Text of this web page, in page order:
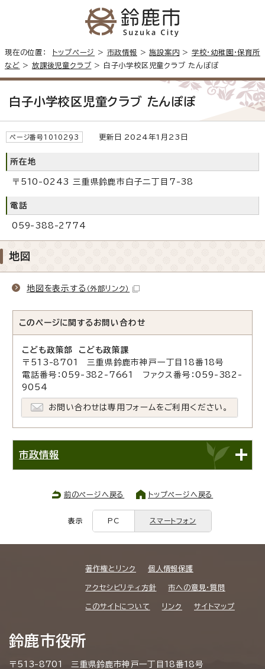
現在の位置： トップページ > 市政情報 >施設案内 > 学校・幼稚園・保育所
など >放課後児童クラブ > 白子小学校区児童クラブ たんぽぽ
白子小学校区児童クラブ たんぽぽ
ページ番号1010293 更新日 2024年1月23日
所在地
〒510-0243 三重県鈴鹿市白子二丁目7-38
電話
059-388-2774
地図
地図を表示する （外部リンク）
このページに関する お問い合わせ
こども政策部 こども政策課
〒513-8701 三重県鈴鹿市神戸一丁目18番18号
電話番号：059-382-7661 ファクス番号：059-382-
9054
お問い合わせは専用フォームをご利用ください。
市政情報
前のページへ戻る トップページへ戻る
表示 PC スマートフォン
著作権とリンク 個人情報保護
アクセシビリティ方針 市への意見・質問
このサイトについて リンク サイトマップ
鈴鹿市役所
〒513-8701 三重県鈴鹿市神戸一丁目18番18号